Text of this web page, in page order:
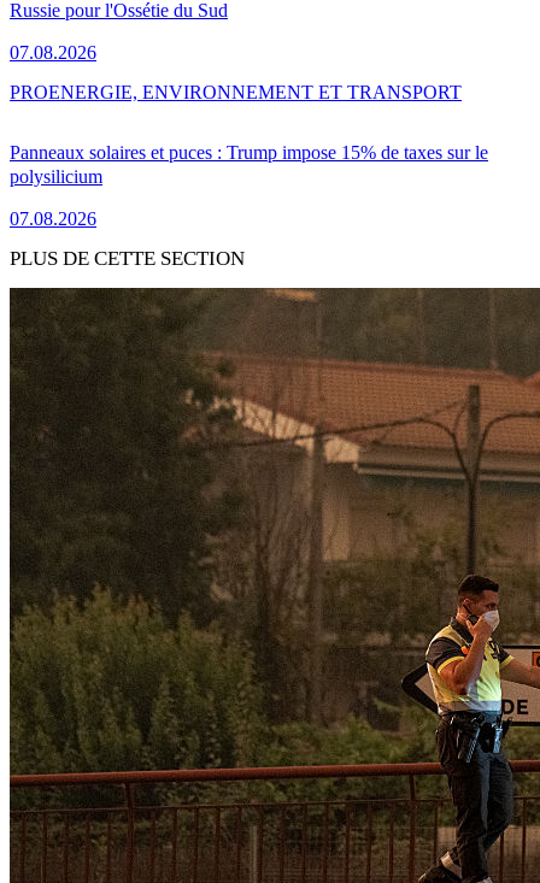
Russie pour l'Ossétie du Sud
07.08.2026
Panneaux solaires et puces : Trump impose 15% de taxes sur le
polysilicium
07.08.2026
PROENERGIE, ENVIRONNEMENT ET TRANSPORT
PLUS DE CETTE SECTION